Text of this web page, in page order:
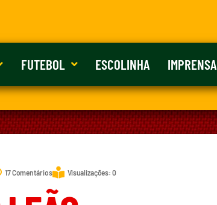
FUTEBOL ESCOLINHA IMPRENSA
17 Comentários Visualizações: 0